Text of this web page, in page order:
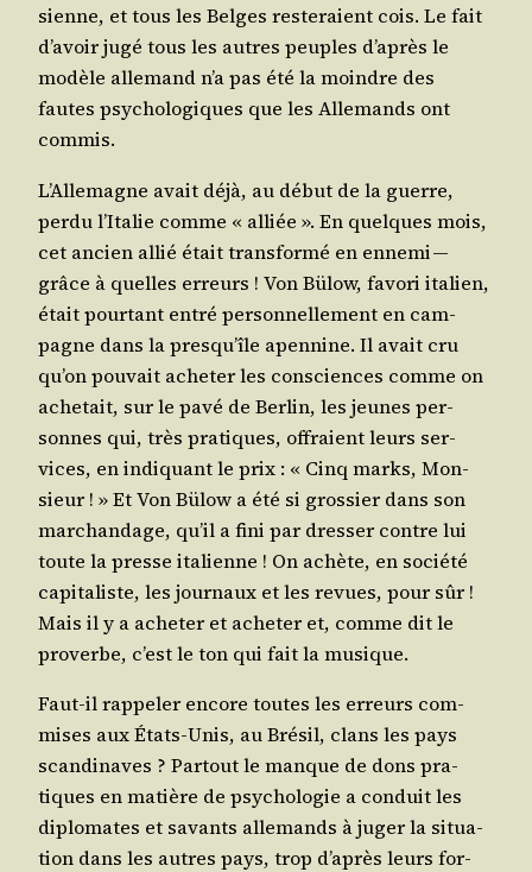
sienne, et tous les Belges res­te­raient cois. Le fait
d’avoir jugé tous les autres peuples d’après le
modèle alle­mand n’a pas été la moindre des
fautes psy­cho­lo­giques que les Alle­mands ont
commis.
L’Allemagne avait déjà, au début de la guerre,
per­du l’Italie comme « alliée ». En quelques mois,
cet ancien allié était trans­for­mé en enne­mi —
grâce à quelles erreurs ! Von Bülow, favo­ri ita­lien,
était pour­tant entré per­son­nel­le­ment en cam­
pagne dans la presqu’île apen­nine. Il avait cru
qu’on pou­vait ache­ter les consciences comme on
ache­tait, sur le pavé de Ber­lin, les jeunes per­
sonnes qui, très pra­tiques, offraient leurs ser­
vices, en indi­quant le prix : « Cinq marks, Mon­
sieur ! » Et Von Bülow a été si gros­sier dans son
mar­chan­dage, qu’il a fini par dres­ser contre lui
toute la presse ita­lienne ! On achète, en socié­té
capi­ta­liste, les jour­naux et les revues, pour sûr !
Mais il y a ache­ter et ache­ter et, comme dit le
pro­verbe, c’est le ton qui fait la musique.
Faut-il rap­pe­ler encore toutes les erreurs com­
mises aux États-Unis, au Bré­sil, clans les pays
scan­di­naves ? Par­tout le manque de dons pra­
tiques en matière de psy­cho­lo­gie a conduit les
diplo­mates et savants alle­mands à juger la situa­
tion dans les autres pays, trop d’après leurs for­